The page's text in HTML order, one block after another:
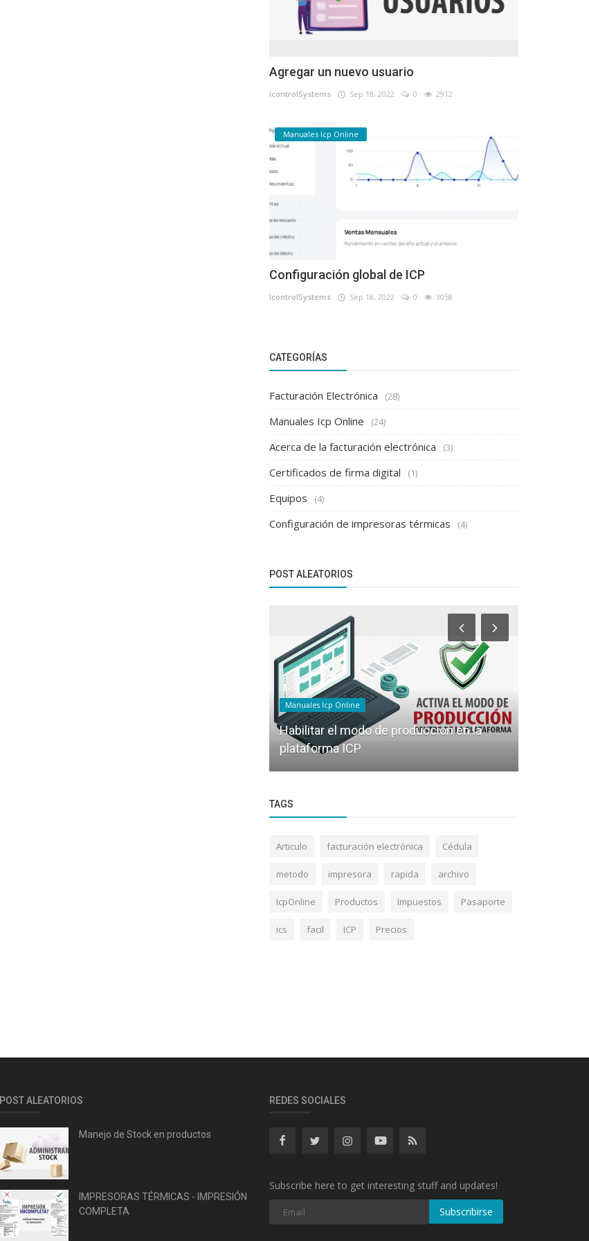
Agregar un nuevo usuario
IcontrolSystems Sep 18, 2022 0 2912
Manuales Icp Online
Configuración global de ICP
IcontrolSystems Sep 18, 2022 0 3058
CATEGORÍAS
Facturación Electrónica (28)
Manuales Icp Online (24)
Acerca de la facturación electrónica (3)
Certificados de firma digital (1)
Equipos (4)
Configuración de impresoras térmicas (4)
POST ALEATORIOS
Manuales Icp Online
Eliminar un usuario
TAGS
Articulo facturación electrónica Cédula
metodo impresora rapida archivo
IcpOnline Productos Impuestos Pasaporte
ics facil ICP Precios
POST ALEATORIOS
Manejo de Stock en productos
IMPRESORAS TÉRMICAS - IMPRESIÓN
COMPLETA
REDES SOCIALES
Subscribe here to get interesting stuff and updates!
Subscribirse